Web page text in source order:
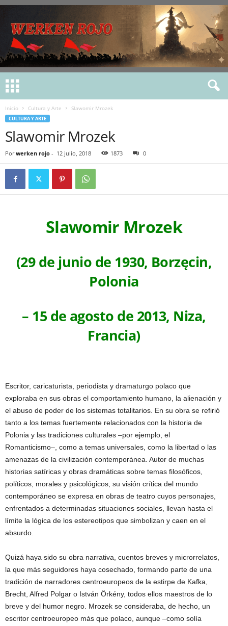
Inicio Cultura y Arte Slawomir Mrozek
CULTURA Y ARTE
Slawomir Mrozek
Por werken rojo - 12 julio, 2018 1873 0
Slawomir Mrozek
(29 de junio de 1930, Borzęcin,
Polonia
– 15 de agosto de 2013, Niza,
Francia)
Escritor, caricaturista, periodista y dramaturgo polaco que
exploraba en sus obras el comportamiento humano, la alienación y
el abuso de poder de los sistemas totalitarios. En su obra se refirió
tanto a los temas fuertemente relacionados con la historia de
Polonia y las tradiciones culturales –por ejemplo, el
Romanticismo–, como a temas universales, como la libertad o las
amenazas de la civilización contemporánea. Autor de muchas
historias satíricas y obras dramáticas sobre temas filosóficos,
políticos, morales y psicológicos, su visión crítica del mundo
contemporáneo se expresa en obras de teatro cuyos personajes,
enfrentados a determinadas situaciones sociales, llevan hasta el
límite la lógica de los estereotipos que simbolizan y caen en el
absurdo.
Quizá haya sido su obra narrativa, cuentos breves y microrrelatos,
la que más seguidores haya cosechado, formando parte de una
tradición de narradores centroeuropeos de la estirpe de Kafka,
Brecht, Alfred Polgar o István Örkény, todos ellos maestros de lo
breve y del humor negro. Mrozek se consideraba, de hecho, un
escritor centroeuropeo más que polaco, aunque –como solía